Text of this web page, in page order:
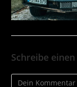
Schreibe